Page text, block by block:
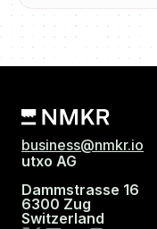
business@nmkr.io
utxo AG
Dammstrasse 16
6300 Zug
Switzerland